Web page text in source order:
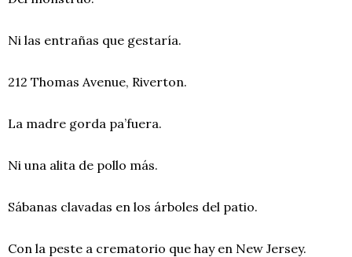
Ni las entrañas que gestaría.
212 Thomas Avenue, Riverton.
La madre gorda pa’fuera.
Ni una alita de pollo más.
Sábanas clavadas en los árboles del patio.
Con la peste a crematorio que hay en New Jersey.